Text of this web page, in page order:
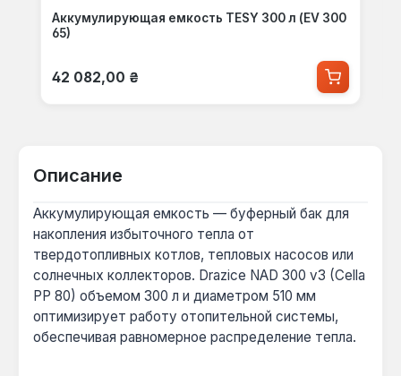
Аккумулирующая емкость TESY 300 л (EV 300
65)
Обычная цена:
42 082,00 ₴
Описание
Аккумулирующая емкость — буферный бак для
накопления избыточного тепла от
твердотопливных котлов, тепловых насосов или
солнечных коллекторов. Drazice NAD 300 v3 (Cella
PP 80) объемом 300 л и диаметром 510 мм
оптимизирует работу отопительной системы,
обеспечивая равномерное распределение тепла.